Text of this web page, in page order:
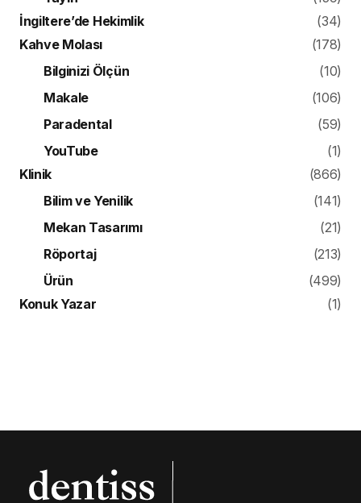
İngiltere’de Hekimlik
(34)
Kahve Molası
(178)
Bilginizi Ölçün
(10)
Makale
(106)
Paradental
(59)
YouTube
(1)
Klinik
(866)
Bilim ve Yenilik
(141)
Mekan Tasarımı
(21)
Röportaj
(213)
Ürün
(499)
Konuk Yazar
(1)